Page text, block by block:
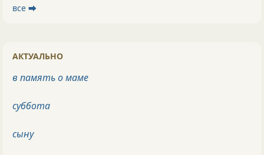
все ⮕
АКТУАЛЬНО
в память о маме
суббота
сыну